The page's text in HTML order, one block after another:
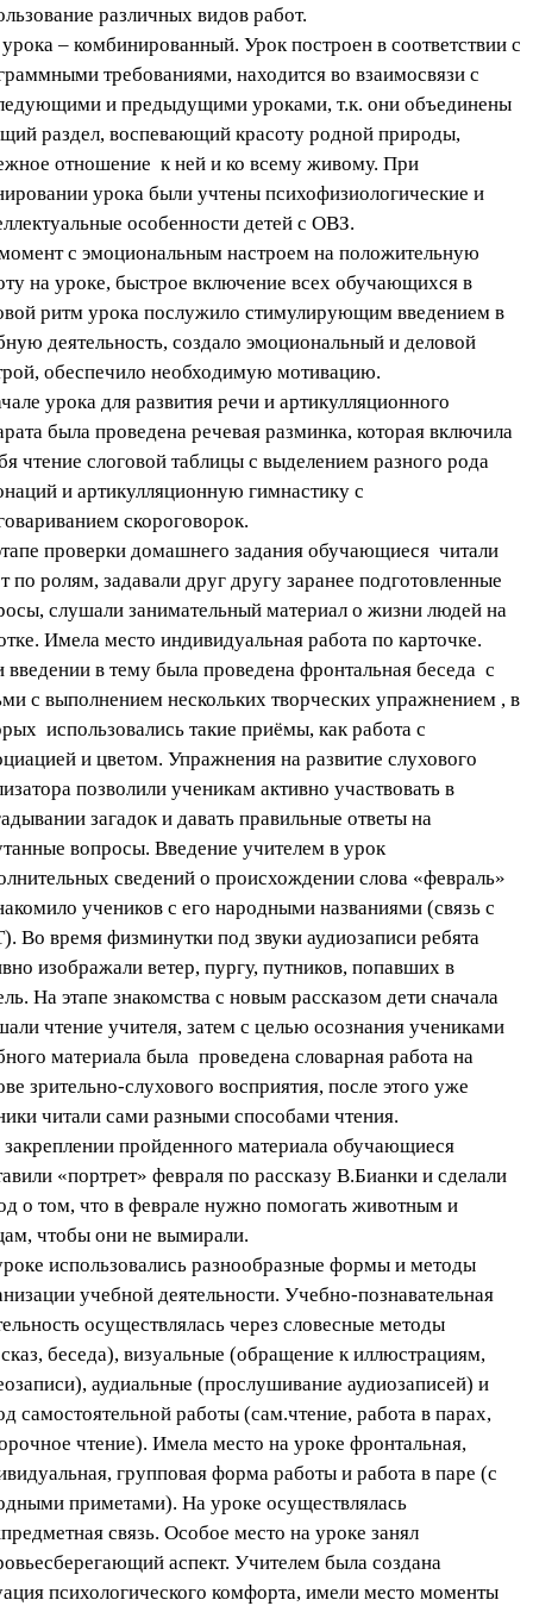
различных видов работ.
– комбинированный. Урок построен в соответствии с
требованиями, находится во взаимосвязи с
и предыдущими уроками, т.к. они объединены
раздел, воспевающий красоту родной природы,
отношение к ней и ко всему живому. При
урока были учтены психофизиологические и
особенности детей с ОВЗ.
с эмоциональным настроем на положительную
на уроке, быстрое включение всех обучающихся в
ритм урока послужило стимулирующим введением в
деятельность, создало эмоциональный и деловой
обеспечило необходимую мотивацию.
урока для развития речи и артикулляционного
была проведена речевая разминка, которая включила
чтение слоговой таблицы с выделением разного рода
и артикулляционную гимнастику с
скороговорок.
проверки домашнего задания обучающиеся читали
по ролям, задавали друг другу заранее подготовленные
слушали занимательный материал о жизни людей на
Имела место индивидуальная работа по карточке.
в тему была проведена фронтальная беседа с
с выполнением нескольких творческих упражнением , в
использовались такие приёмы, как работа с
и цветом. Упражнения на развитие слухового
позволили ученикам активно участвовать в
загадок и давать правильные ответы на
вопросы. Введение учителем в урок
сведений о происхождении слова «февраль»
учеников с его народными названиями (связь с
Во время физминутки под звуки аудиозаписи ребята
изображали ветер, пургу, путников, попавших в
На этапе знакомства с новым рассказом дети сначала
чтение учителя, затем с целью осознания учениками
материала была проведена словарная работа на
зрительно-слухового восприятия, после этого уже
читали сами разными способами чтения.
пройденного материала обучающиеся
«портрет» февраля по рассказу В.Бианки и сделали
о том, что в феврале нужно помогать животным и
чтобы они не вымирали.
использовались разнообразные формы и методы
учебной деятельности. Учебно-познавательная
осуществлялась через словесные методы
беседа), визуальные (обращение к иллюстрациям,
аудиальные (прослушивание аудиозаписей) и
самостоятельной работы (сам.чтение, работа в парах,
чтение). Имела место на уроке фронтальная,
групповая форма работы и работа в паре (с
приметами). На уроке осуществлялась
связь. Особое место на уроке занял
аспект. Учителем была создана
психологического комфорта, имели место моменты